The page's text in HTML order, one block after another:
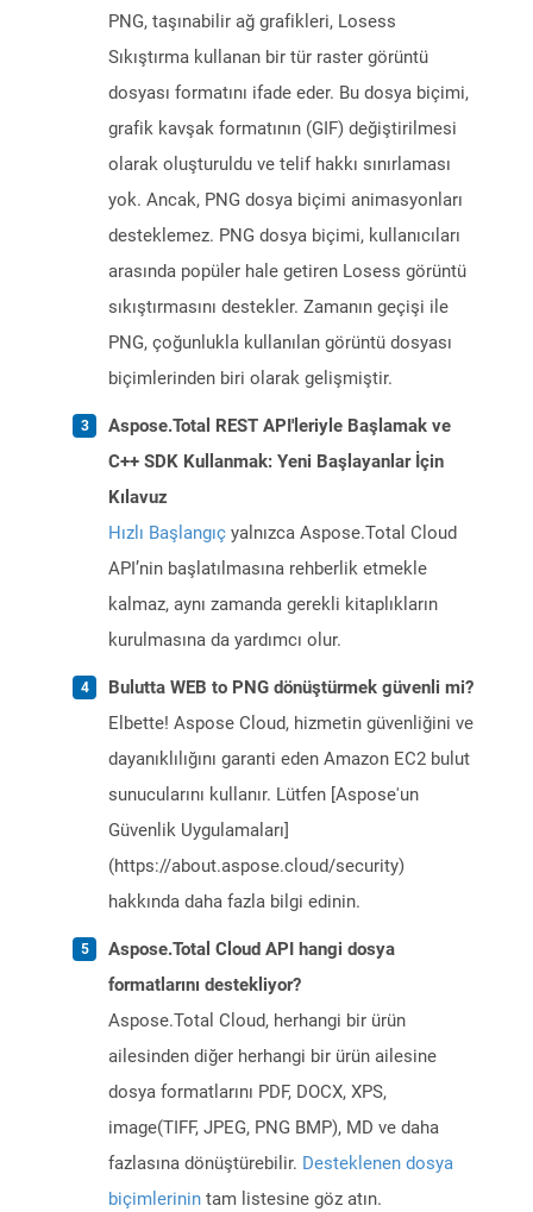
PNG, taşınabilir ağ grafikleri, Losess
Sıkıştırma kullanan bir tür raster görüntü
dosyası formatını ifade eder. Bu dosya biçimi,
grafik kavşak formatının (GIF) değiştirilmesi
olarak oluşturuldu ve telif hakkı sınırlaması
yok. Ancak, PNG dosya biçimi animasyonları
desteklemez. PNG dosya biçimi, kullanıcıları
arasında popüler hale getiren Losess görüntü
sıkıştırmasını destekler. Zamanın geçişi ile
PNG, çoğunlukla kullanılan görüntü dosyası
biçimlerinden biri olarak gelişmiştir.
Aspose.Total REST API'leriyle Başlamak ve
C++ SDK Kullanmak: Yeni Başlayanlar İçin
Kılavuz
Hızlı Başlangıç yalnızca Aspose.Total Cloud
API’nin başlatılmasına rehberlik etmekle
kalmaz, aynı zamanda gerekli kitaplıkların
kurulmasına da yardımcı olur.
Bulutta WEB to PNG dönüştürmek güvenli mi?
Elbette! Aspose Cloud, hizmetin güvenliğini ve
dayanıklılığını garanti eden Amazon EC2 bulut
sunucularını kullanır. Lütfen [Aspose'un
Güvenlik Uygulamaları]
(https://about.aspose.cloud/security)
hakkında daha fazla bilgi edinin.
Aspose.Total Cloud API hangi dosya
formatlarını destekliyor?
Aspose.Total Cloud, herhangi bir ürün
ailesinden diğer herhangi bir ürün ailesine
dosya formatlarını PDF, DOCX, XPS,
image(TIFF, JPEG, PNG BMP), MD ve daha
fazlasına dönüştürebilir. Desteklenen dosya
biçimlerinin tam listesine göz atın.